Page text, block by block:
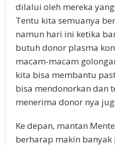
dilalui oleh mereka
Tentu kita semuanya
namun hari ini ketika
butuh donor plasma
macam-macam
kita bisa membantu
bisa mendonorkan dan
menerima donor nya
Ke depan, mantan
berharap makin